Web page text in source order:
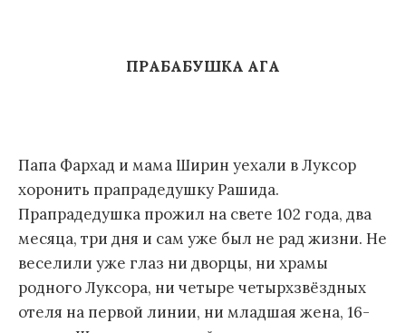
ПРАБАБУШКА АГА
Папа Фархад и мама Ширин уехали в Луксор
хоронить прапрадедушку Рашида.
Прапрадедушка прожил на свете 102 года, два
месяца, три дня и сам уже был не рад жизни. Не
веселили уже глаз ни дворцы, ни храмы
родного Луксора, ни четыре четырхзвёздных
отеля на первой линии, ни младшая жена, 16-